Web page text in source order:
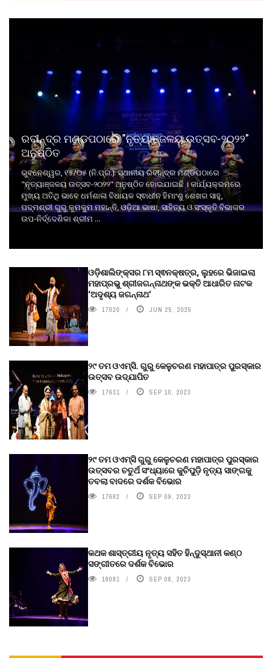
ରବୀନ୍ଦ୍ର ମଣ୍ଡପଠାରେ "ନୃତ୍ୟାଞ୍ଜଳୟ ଉତ୍ସବ-୨୦୨୨"
ଅନୁଷ୍ଠିତ
ଭୁବନେଶ୍ୱର, ୧୫/୦୫ (ନି.ପ୍ର.): ସ୍ଥାନୀୟ ରବୀନ୍ଦ୍ର ମଣ୍ଡପଠାରେ
"ନୃତ୍ୟାଞ୍ଜଳୟ ଉତ୍ସବ-୨୦୨୨" ଅନୁଷ୍ଠିତ ହୋଇଯାଇଛି । କାର୍ଯ୍ୟକ୍ରମରେ
ମୁଖ୍ୟ ଅତିଥି ଭାବେ ଧର୍ମଶାଳା ବିଧାୟକ ସ୍ଵାଧୀନ ହିମାଂଶୁ ଶେଖର ସାହୁ,
ପଦ୍ମଶ୍ରୀ ଗୁରୁ କୁମକୁମ ମହାନ୍ତି, ଓଡ଼ିଆ ଭାଷା, ସାହିତ୍ୟ ଓ ସଂସ୍କୃତି ବିଭାଗର
ଉପ-ନିର୍ଦ୍ଦେଶିକା ଶ୍ରୀମ ...
ଓଡ଼ିଶାଲିଙ୍କ୍ସର ୮ମ ସ୍ଵନକ୍ଷତ୍ର, ଲୁହରେ ଭିଜାଇଲା
ମହାପ୍ରଭୁ ଶ୍ରୀଜଗନ୍ନାଥଙ୍କ ଭକ୍ତି ଆଧାରିତ ନାଟକ
‘ଅଦୃଶ୍ୟ ଜଗନ୍ନାଥ‘
17020 JUN 25, 2025
୨୯ ତମ ଓଏମ୍‌ସି. ଗୁରୁ କେଳୁଚରଣ ମହାପାତ୍ର ପୁରସ୍କାର
ଉତ୍ସବ ଉଦ୍‍ଯାପିତ
17631 SEP 10, 2023
୨୯ ତମ ଓଏମ୍‌ସି ଗୁରୁ କେଳୁଚରଣ ମହାପାତ୍ର ପୁରସ୍କାର
ଉତ୍ସବର ଚତୁର୍ଥ ସଂଧ୍ୟାରେ କୁଚିପୁଡ଼ି ନୃତ୍ୟ ସାଙ୍ଗକୁ
ତବଲା ବାଦରେ ଦର୍ଶକ ବିଭୋର
17682 SEP 09, 2023
କଥକ ଶାସ୍ତ୍ରୀୟ ନୃତ୍ୟ ସହିତ ହିନ୍ଦୁସ୍ଥାନୀ କଣ୍ଠ
ସଙ୍ଗୀତରେ ଦର୍ଶକ ବିଭୋର
18081 SEP 06, 2023